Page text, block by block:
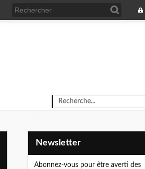
Newsletter
Abonnez-vous pour être averti des